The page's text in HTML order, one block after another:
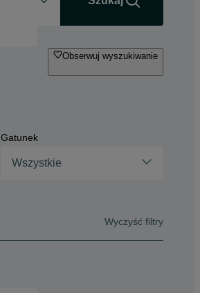
Obserwuj wyszukiwanie
Gatunek
Wszystkie
Wyczyść filtry